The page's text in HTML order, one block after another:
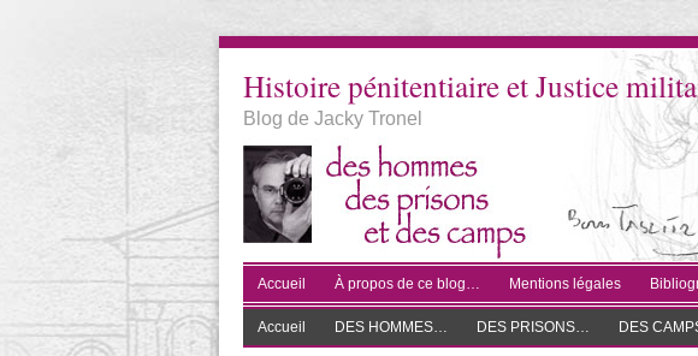
Histoire pénitentiaire et Justice
Blog de Jacky Tronel
Accueil À propos de ce blog… Mentions légales
Accueil DES HOMMES… DES PRISONS… DES